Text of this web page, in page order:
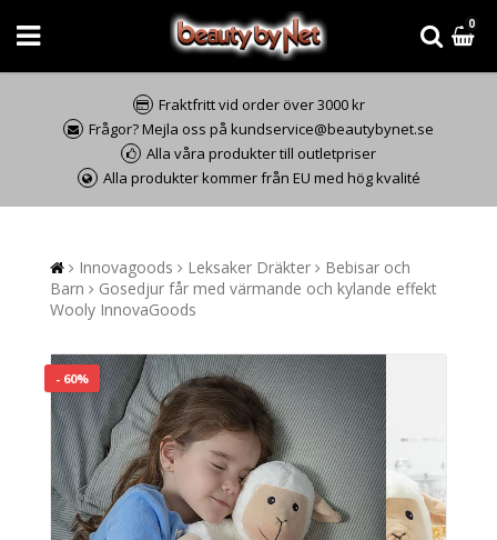
0
Fraktfritt vid order över 3000 kr
Frågor? Mejla oss på kundservice@beautybynet.se
Alla våra produkter till outletpriser
Alla produkter kommer från EU med hög kvalité
Innovagoods Leksaker Dräkter
Bebisar och
Barn
Gosedjur får med värmande och kylande effekt
Wooly InnovaGoods
- 60%